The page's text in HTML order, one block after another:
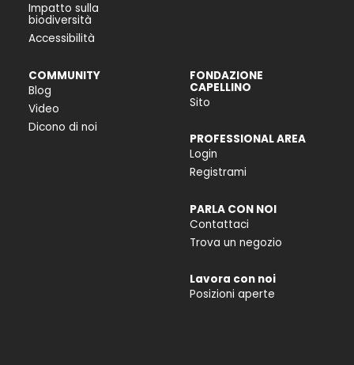
Impatto sulla
biodiversità
Accessibilità
COMMUNITY
Blog
Video
Dicono di noi
FONDAZIONE
CAPELLINO
Sito
PROFESSIONAL AREA
Login
Registrami
PARLA CON NOI
Contattaci
Trova un negozio
Lavora con noi
Posizioni aperte